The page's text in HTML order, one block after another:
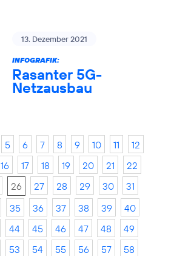
13. Dezember 2021
INFOGRAFIK:
Rasanter 5G-
Netzausbau
5 6 7 8 9 10 11
12
16 17 18 19 20 21
22
26 27 28 29 30
31
35 36 37 38 39
40
44 45 46 47 48
49
53 54 55 56 57
58